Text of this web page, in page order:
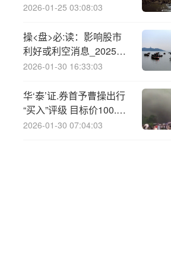
2026-01-25 03:08:03
操<盘>必:读：影响股市
利好或利空消息_2025年
9月10日_财经新闻
2026-01-30 16:33:03
华‘泰’证.券首予曹操出行
“买入”评级 目标价100.4
港元
2026-01-30 07:04:03